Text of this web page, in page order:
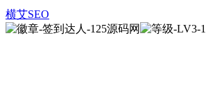
横艾SEO